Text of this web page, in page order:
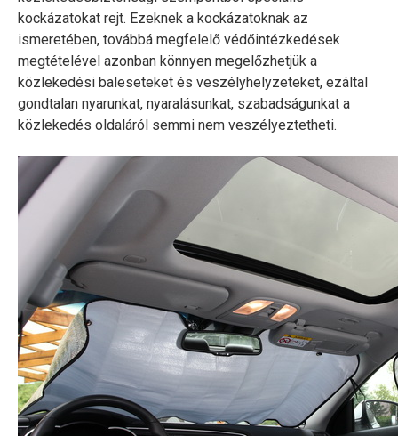
kockázatokat rejt. Ezeknek a kockázatoknak az
ismeretében, továbbá megfelelő védőintézkedések
megtételével azonban könnyen megelőzhetjük a
közlekedési baleseteket és veszélyhelyzeteket, ezáltal
gondtalan nyarunkat, nyaralásunkat, szabadságunkat a
közlekedés oldaláról semmi nem veszélyeztetheti.